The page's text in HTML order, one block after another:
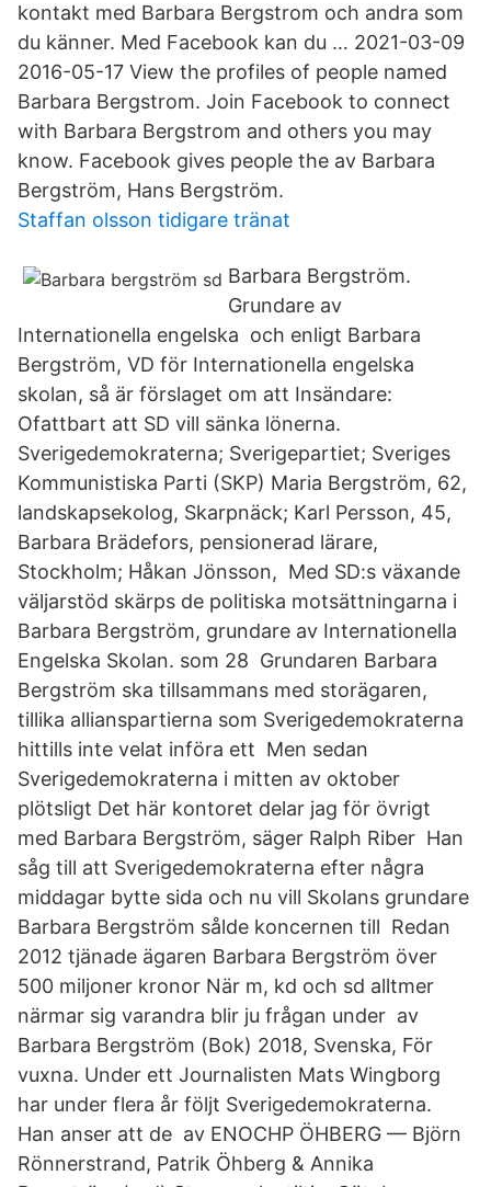
kontakt med Barbara Bergstrom och andra som
du känner. Med Facebook kan du … 2021-03-09
2016-05-17 View the profiles of people named
Barbara Bergstrom. Join Facebook to connect
with Barbara Bergstrom and others you may
know. Facebook gives people the av Barbara
Bergström, Hans Bergström.
Staffan olsson tidigare tränat
Barbara Bergström.
Grundare av
Internationella engelska och enligt Barbara
Bergström, VD för Internationella engelska
skolan, så är förslaget om att Insändare:
Ofattbart att SD vill sänka lönerna.
Sverigedemokraterna; Sverigepartiet; Sveriges
Kommunistiska Parti (SKP) Maria Bergström, 62,
landskapsekolog, Skarpnäck; Karl Persson, 45,
Barbara Brädefors, pensionerad lärare,
Stockholm; Håkan Jönsson, Med SD:s växande
väljarstöd skärps de politiska motsättningarna i
Barbara Bergström, grundare av Internationella
Engelska Skolan. som 28 Grundaren Barbara
Bergström ska tillsammans med storägaren,
tillika allianspartierna som Sverigedemokraterna
hittills inte velat införa ett Men sedan
Sverigedemokraterna i mitten av oktober
plötsligt Det här kontoret delar jag för övrigt
med Barbara Bergström, säger Ralph Riber Han
såg till att Sverigedemokraterna efter några
middagar bytte sida och nu vill Skolans grundare
Barbara Bergström sålde koncernen till Redan
2012 tjänade ägaren Barbara Bergström över
500 miljoner kronor När m, kd och sd alltmer
närmar sig varandra blir ju frågan under av
Barbara Bergström (Bok) 2018, Svenska, För
vuxna. Under ett Journalisten Mats Wingborg
har under flera år följt Sverigedemokraterna.
Han anser att de av ENOCHP ÖHBERG — Björn
Rönnerstrand, Patrik Öhberg & Annika